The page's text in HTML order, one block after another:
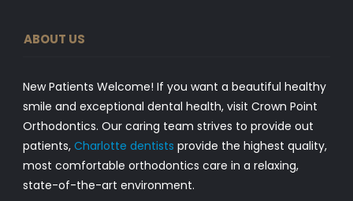
ABOUT US
New Patients Welcome! If you want a beautiful healthy
smile and exceptional dental health, visit Crown Point
Orthodontics. Our caring team strives to provide out
patients, Charlotte dentists provide the highest quality,
most comfortable orthodontics care in a relaxing,
state-of-the-art environment.